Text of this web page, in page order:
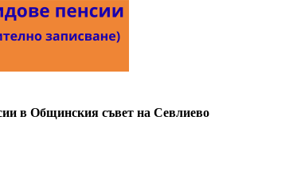
в Общинския съвет на Севлиево